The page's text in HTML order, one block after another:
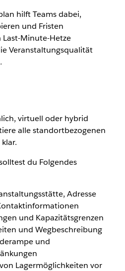
hilft Teams dabei,
und Fristen
Minute-Hetze
Veranstaltungsqualität
virtuell oder hybrid
alle standortbezogenen
du Folgendes
Adresse
und Kapazitätsgrenzen
und Wegbeschreibung
und
Lagermöglichkeiten vor